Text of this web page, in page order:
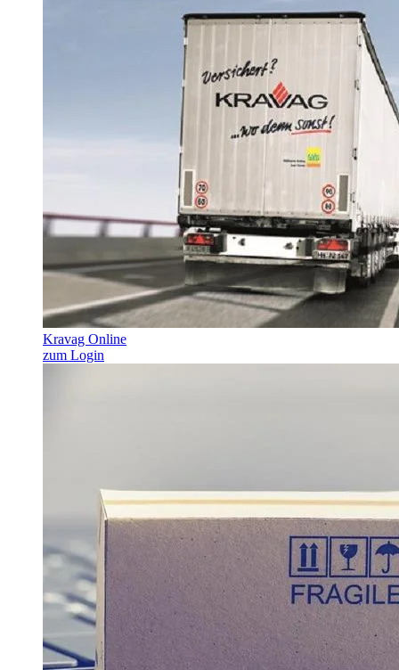
Kravag Online
zum Login